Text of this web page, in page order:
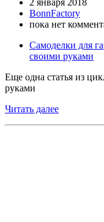
BonnFactory
пока нет
Самоделки для
своими руками
Еще одна статья из
руками
Читать далее